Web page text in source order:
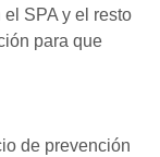
SPA y el resto
para que
de prevención